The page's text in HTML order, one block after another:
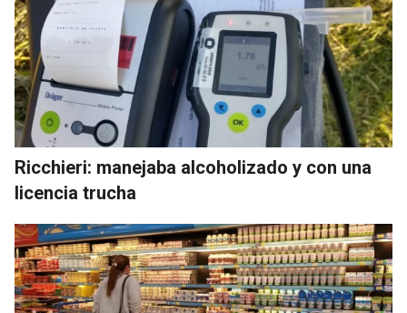
Ricchieri: manejaba alcoholizado y con una
licencia trucha